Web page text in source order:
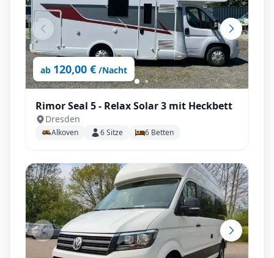
ab 120,00 € /Nacht
Rimor Seal 5 - Relax Solar 3 mit Heckbett
Dresden
Alkoven 6Sitze 6 Betten